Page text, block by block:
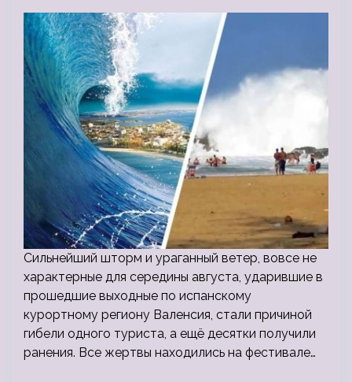
Сильнейший шторм и ураганный ветер, вовсе не
характерные для середины августа, ударившие в
прошедшие выходные по испанскому
курортному региону Валенсия, стали причиной
гибели одного туриста, а ещё десятки получили
ранения. Все жертвы находились на фестивале…